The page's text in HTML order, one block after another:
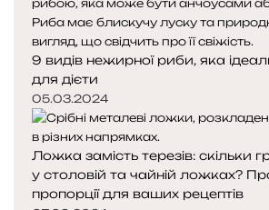
9 видів нежирної риби, яка
для дієти
05.03.2024
Ложка замість терезів: скільки
у столовій та чайній ложках?
пропорції для ваших рецептів